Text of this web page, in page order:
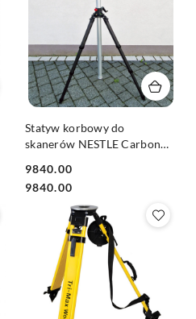
Statyw korbowy do
skanerów NESTLE Carbon
skanera Trimble X7
Cena:
9840.00
Cena:
9840.00